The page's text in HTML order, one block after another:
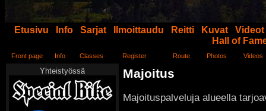
Etusivu Info Sarjat Ilmoittaudu Reitti Kuvat
Videot
Hall of
Front page Info Classes Register Route Photos Videos
Yhteistyössä Majoitus
Majoituspalveluja alueella